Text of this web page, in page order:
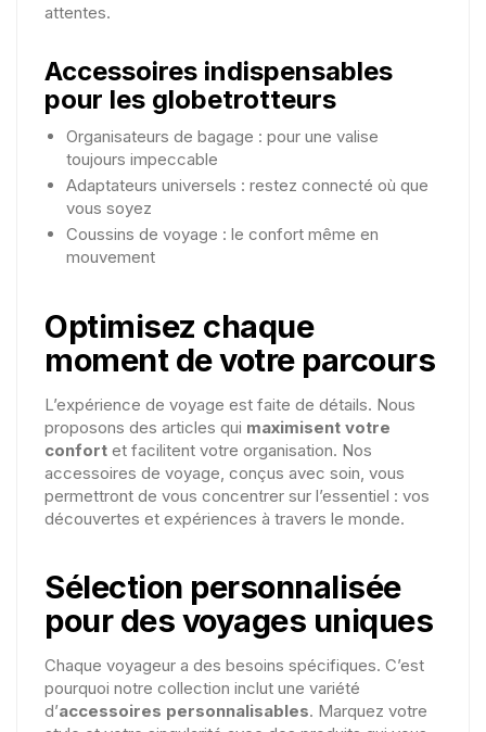
attentes.
Accessoires indispensables
pour les globetrotteurs
Organisateurs de bagage : pour une valise
toujours impeccable
Adaptateurs universels : restez connecté où que
vous soyez
Coussins de voyage : le confort même en
mouvement
Optimisez chaque
moment de votre parcours
L’expérience de voyage est faite de détails. Nous
proposons des articles qui maximisent votre
confort et facilitent votre organisation. Nos
accessoires de voyage, conçus avec soin, vous
permettront de vous concentrer sur l’essentiel : vos
découvertes et expériences à travers le monde.
Sélection personnalisée
pour des voyages uniques
Chaque voyageur a des besoins spécifiques. C’est
pourquoi notre collection inclut une variété
d’accessoires personnalisables. Marquez votre